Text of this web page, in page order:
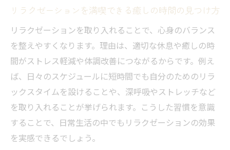
を解説
リラクゼーションで免疫力を高めるための
習慣
身体の不調予防にリラクゼーションが有効
な理由
セルフケアとリラクゼーションの組み合わ
せ術
健康的な生活を支えるリラクゼーションの
続け方
リラクゼーションを満喫できる癒しの時間の見つけ方
リラクゼーションを取り入れることで、心身のバランス
を整えやすくなります。理由は、適切な休息や癒しの時
間がストレス軽減や体調改善につながるからです。例え
ば、日々のスケジュールに短時間でも自分のためのリラ
ックスタイムを設けることや、深呼吸やストレッチなど
を取り入れることが挙げられます。こうした習慣を意識
することで、日常生活の中でもリラクゼーションの効果
を実感できるでしょう。